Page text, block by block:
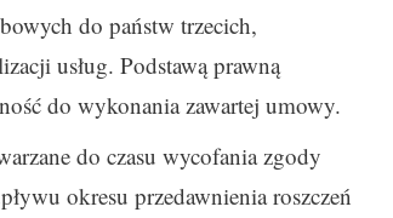
do państw trzecich,
usług. Podstawą prawną
do wykonania zawartej umowy.
do czasu wycofania zgody
okresu przedawnienia roszczeń